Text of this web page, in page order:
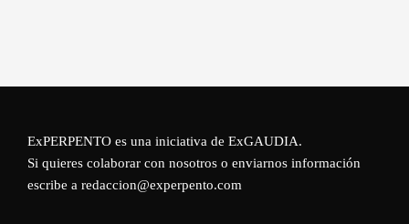
ExPERPENTO es una iniciativa de ExGAUDIA.
Si quieres colaborar con nosotros o enviarnos información
escribe a redaccion@experpento.com